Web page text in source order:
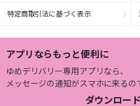
特定商取引法に基づく表示
アプリならもっと便利に
ゆめデリバリー専用アプリなら、
メッセージの通知がスマホに来るの
ダウンロー